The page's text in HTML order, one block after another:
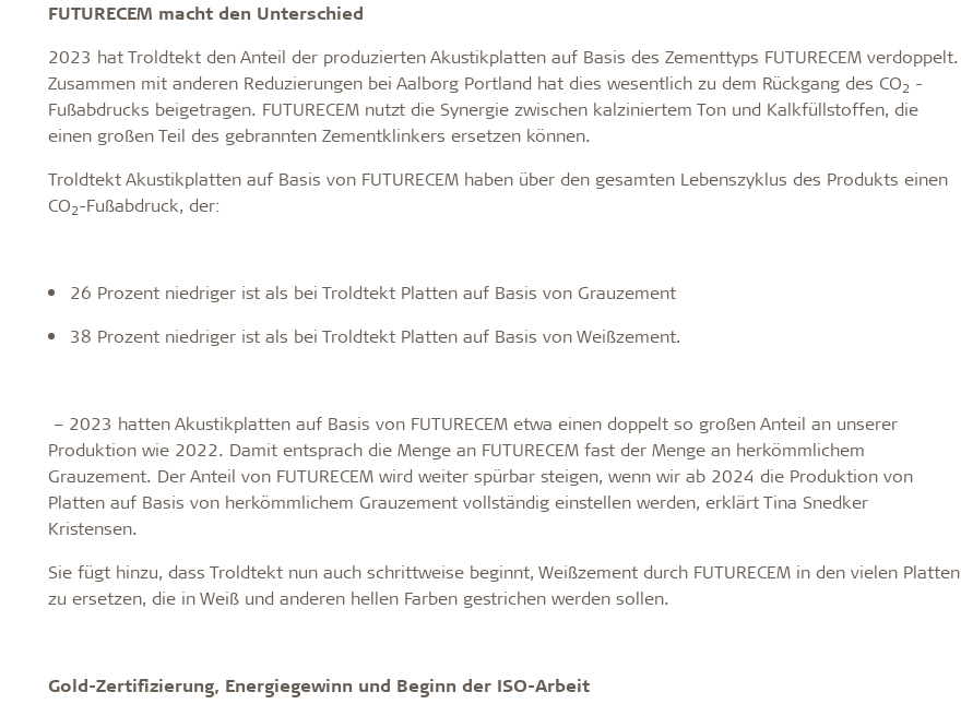
FUTURECEM macht den Unterschied
2023 hat Troldtekt den Anteil der produzierten Akustikplatten auf Basis des Zementtyps FUTURECEM verdoppelt.
Zusammen mit anderen Reduzierungen bei Aalborg Portland hat dies wesentlich zu dem Rückgang des CO2-
Fußabdrucks beigetragen. FUTURECEM nutzt die Synergie zwischen kalziniertem Ton und Kalkfüllstoffen, die
einen großen Teil des gebrannten Zementklinkers ersetzen können.
Troldtekt Akustikplatten auf Basis von FUTURECEM haben über den gesamten Lebenszyklus des Produkts einen
CO2-Fußabdruck, der:
26 Prozent niedriger ist als bei Troldtekt Platten auf Basis von Grauzement
38 Prozent niedriger ist als bei Troldtekt Platten auf Basis von Weißzement.
– 2023 hatten Akustikplatten auf Basis von FUTURECEM etwa einen doppelt so großen Anteil an unserer
Produktion wie 2022. Damit entsprach die Menge an FUTURECEM fast der Menge an herkömmlichem
Grauzement. Der Anteil von FUTURECEM wird weiter spürbar steigen, wenn wir ab 2024 die Produktion von
Platten auf Basis von herkömmlichem Grauzement vollständig einstellen werden, erklärt Tina Snedker
Kristensen.
Sie fügt hinzu, dass Troldtekt nun auch schrittweise beginnt, Weißzement durch FUTURECEM in den vielen Platten
zu ersetzen, die in Weiß und anderen hellen Farben gestrichen werden sollen.
Gold-Zertifizierung, Energiegewinn und Beginn der ISO-Arbeit